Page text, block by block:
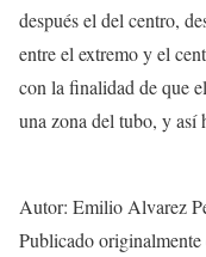
después el del centro,
entre el extremo y el
con la finalidad de que
una zona del tubo, y así
Autor: Emilio Alvarez
Publicado